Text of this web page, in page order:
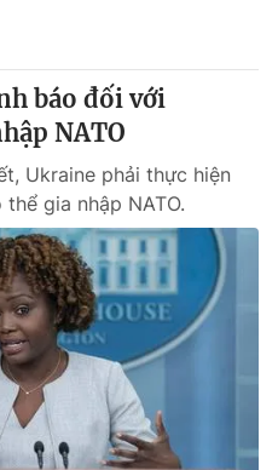
VTV8
Việt Nam
báo đối với
NATO
Ukraine phải thực hiện
gia nhập NATO.